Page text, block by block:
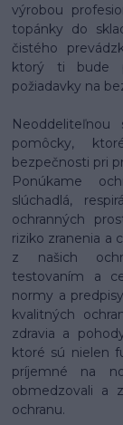
výrobou
topánky do
čistého
ktorý ti bude
požiadavky na
pomôcky,
bezpečnosti pri
Ponúkame
slúchadlá,
ochranných
riziko zranenia a
z našich
testovaním a
normy a
kvalitných
zdravia a
ktoré sú nielen
príjemné na
obmedzovali a
ochranu.